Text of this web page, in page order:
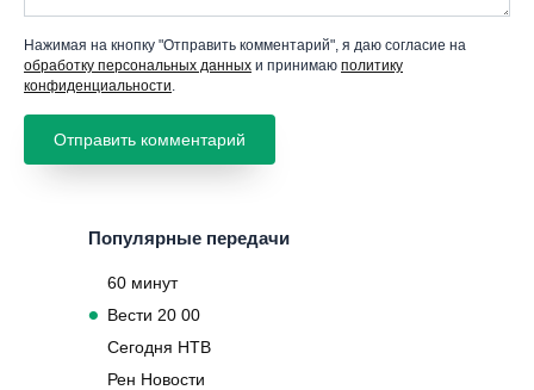
Нажимая на кнопку "Отправить комментарий", я даю согласие на
обработку персональных данных и принимаю политику
конфиденциальности.
Популярные передачи
60 минут
Вести 20 00
Сегодня НТВ
Рен Новости